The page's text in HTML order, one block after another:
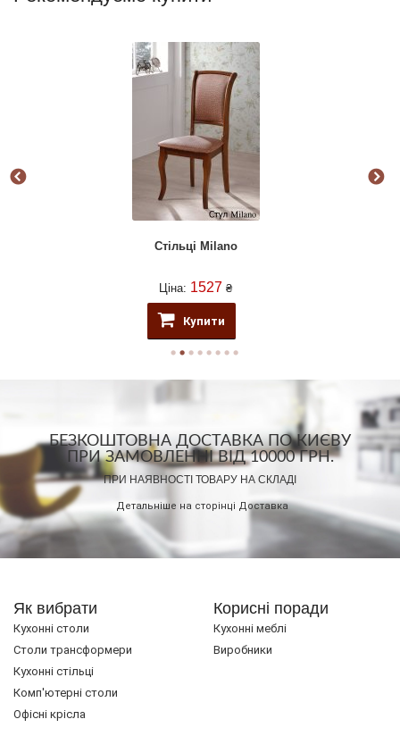
Стільці Milano
Ціна: 1527 ₴
Купити
БЕЗКОШТОВНА ДОСТАВКА ПО КИЄВУ
ПРИ ЗАМОВЛЕННІ ВІД 10000 ГРН.
ПРИ НАЯВНОСТІ ТОВАРУ НА СКЛАДІ
Детальніше на сторінці Доставка
Як вибрати
Кухонні столи
Cтоли трансформери
Кухонні стільці
Комп'ютерні столи
Офісні крісла
Корисні поради
Кухонні меблі
Виробники